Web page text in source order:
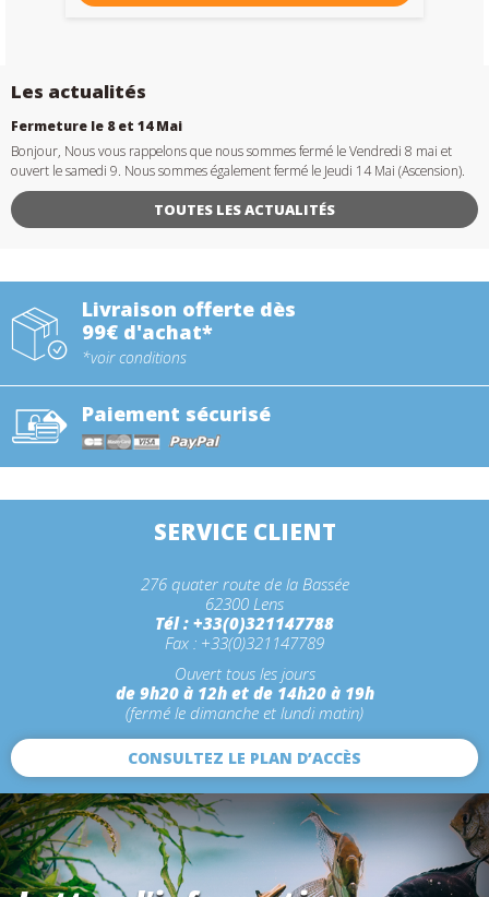
Les actualités
Fermeture le 8 et 14 Mai
Bonjour, Nous vous rappelons que nous sommes fermé le Vendredi 8 mai et
ouvert le samedi 9. Nous sommes également fermé le Jeudi 14 Mai (Ascension).
TOUTES LES ACTUALITÉS
Livraison offerte dès
99€ d'achat*
*voir conditions
Paiement sécurisé
SERVICE CLIENT
276 quater route de la Bassée
62300 Lens
Tél : +33(0)321147788
Fax : +33(0)321147789
Ouvert tous les jours
de 9h20 à 12h et de 14h20 à 19h
(fermé le dimanche et lundi matin)
CONSULTEZ LE PLAN D’ACCÈS